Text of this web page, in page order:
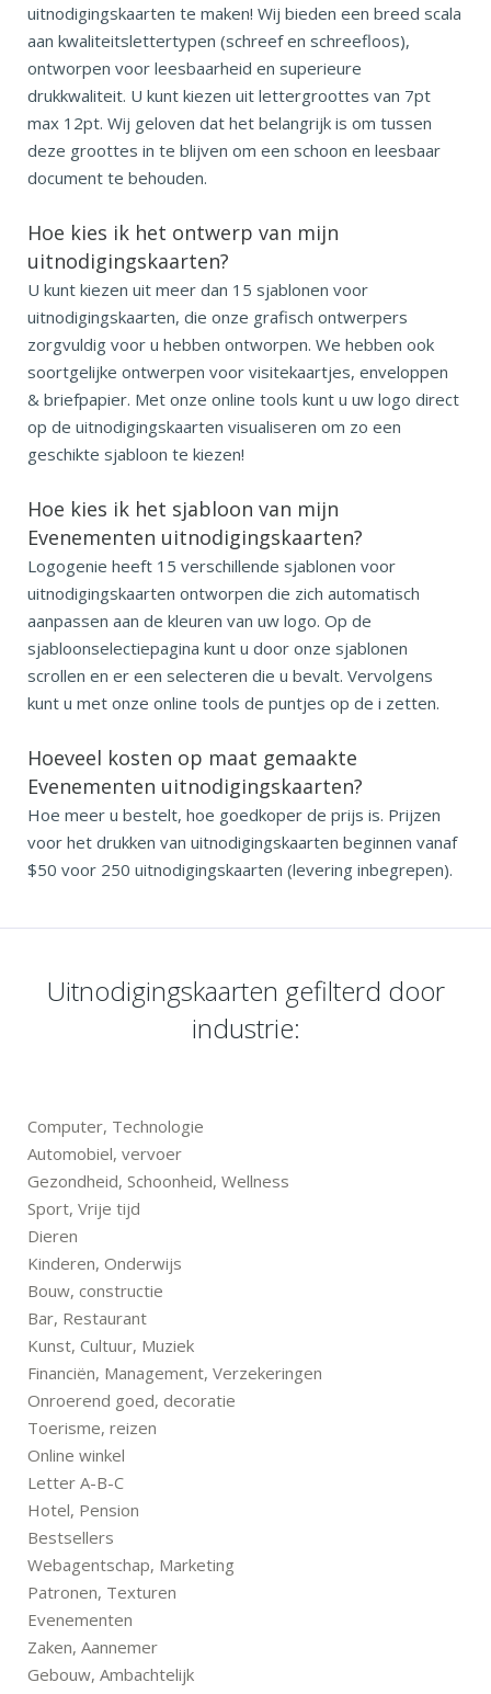
uitnodigingskaarten te maken! Wij bieden een breed scala
aan kwaliteitslettertypen (schreef en schreefloos),
ontworpen voor leesbaarheid en superieure
drukkwaliteit. U kunt kiezen uit lettergroottes van 7pt
max 12pt. Wij geloven dat het belangrijk is om tussen
deze groottes in te blijven om een schoon en leesbaar
document te behouden.
Hoe kies ik het ontwerp van mijn
uitnodigingskaarten?
U kunt kiezen uit meer dan 15 sjablonen voor
uitnodigingskaarten, die onze grafisch ontwerpers
zorgvuldig voor u hebben ontworpen. We hebben ook
soortgelijke ontwerpen voor visitekaartjes, enveloppen
& briefpapier. Met onze online tools kunt u uw logo direct
op de uitnodigingskaarten visualiseren om zo een
geschikte sjabloon te kiezen!
Hoe kies ik het sjabloon van mijn
Evenementen uitnodigingskaarten?
Logogenie heeft 15 verschillende sjablonen voor
uitnodigingskaarten ontworpen die zich automatisch
aanpassen aan de kleuren van uw logo. Op de
sjabloonselectiepagina kunt u door onze sjablonen
scrollen en er een selecteren die u bevalt. Vervolgens
kunt u met onze online tools de puntjes op de i zetten.
Hoeveel kosten op maat gemaakte
Evenementen uitnodigingskaarten?
Hoe meer u bestelt, hoe goedkoper de prijs is. Prijzen
voor het drukken van uitnodigingskaarten beginnen vanaf
$50 voor 250 uitnodigingskaarten (levering inbegrepen).
Uitnodigingskaarten gefilterd door
industrie:
Computer, Technologie
Automobiel, vervoer
Gezondheid, Schoonheid, Wellness
Sport, Vrije tijd
Dieren
Kinderen, Onderwijs
Bouw, constructie
Bar, Restaurant
Kunst, Cultuur, Muziek
Financiën, Management, Verzekeringen
Onroerend goed, decoratie
Toerisme, reizen
Online winkel
Letter A-B-C
Hotel, Pension
Bestsellers
Webagentschap, Marketing
Patronen, Texturen
Evenementen
Zaken, Aannemer
Gebouw, Ambachtelijk